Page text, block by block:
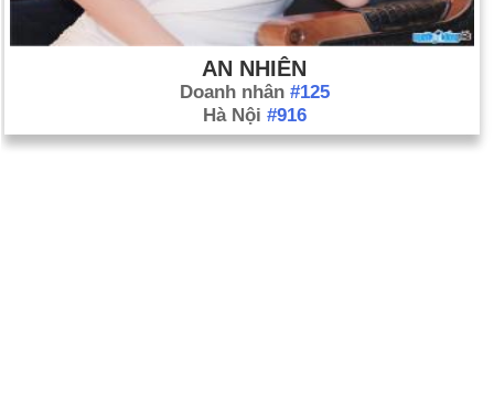
AN NHIÊN
Doanh nhân #125
Hà Nội #916